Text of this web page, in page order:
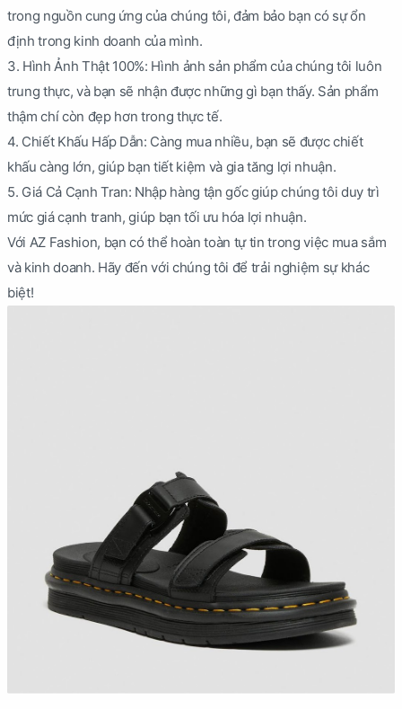
trong nguồn cung ứng của chúng tôi, đảm bảo bạn có sự ổn
định trong kinh doanh của mình.
3. Hình Ảnh Thật 100%: Hình ảnh sản phẩm của chúng tôi luôn
trung thực, và bạn sẽ nhận được những gì bạn thấy. Sản phẩm
thậm chí còn đẹp hơn trong thực tế.
4. Chiết Khấu Hấp Dẫn: Càng mua nhiều, bạn sẽ được chiết
khấu càng lớn, giúp bạn tiết kiệm và gia tăng lợi nhuận.
5. Giá Cả Cạnh Tran: Nhập hàng tận gốc giúp chúng tôi duy trì
mức giá cạnh tranh, giúp bạn tối ưu hóa lợi nhuận.
Với AZ Fashion, bạn có thể hoàn toàn tự tin trong việc mua sắm
và kinh doanh. Hãy đến với chúng tôi để trải nghiệm sự khác
biệt!